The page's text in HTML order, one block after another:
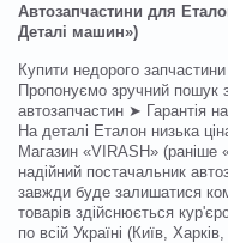
Автозапчастини для
Деталі машин»)
Купити недорого
Пропонуємо зручний пошук
автозапчастин ➤ Гарантія
На деталі Еталон низька
Магазин «VIRASH» (раніше
надійний постачальник
завжди буде залишатися
товарів здійснюється
по всій Україні (Київ,